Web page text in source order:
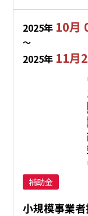
2025年 10月
〜
2025年 11月
補助金
小規模事業